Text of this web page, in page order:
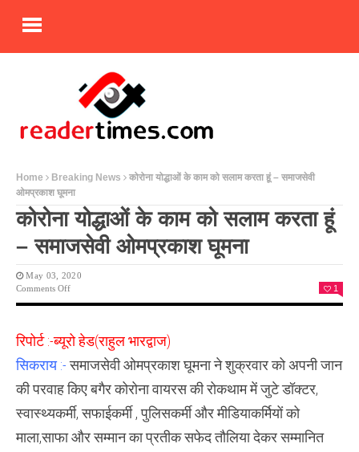
Home Breaking News
कोरोना योद्धाओं के काम को सलाम करता हूं – समाजसेवी
ओमप्रकाश घूमना
कोरोना योद्धाओं के काम को सलाम करता हूं
– समाजसेवी ओमप्रकाश घूमना
May 03, 2020
Comments OffOn
काम
सलाम
हूं
समाजसेवी
ओमप्रकाश
घूमना
1
रिपोर्ट :-ब्यूरो हेड(राहुल भारद्वाज)
सिकराय :-समाजसेवी ओमप्रकाश घूमना ने शुक्रवार को अपनी जान
की परवाह किए बगैर कोरोना वायरस की रोकथाम में जुटे डॉक्टर,
स्वास्थ्यकर्मी, सफाईकर्मी , पुलिसकर्मी और मीडियाकर्मियों को
माला,साफा और सम्मान का प्रतीक सफेद तौलिया देकर सम्मानित